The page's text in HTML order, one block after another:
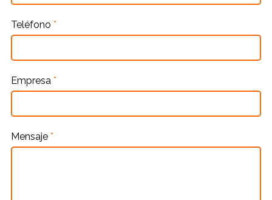
Teléfono *
Empresa *
Mensaje *